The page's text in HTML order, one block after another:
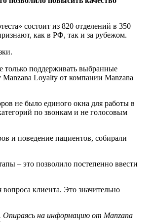
состоит из 820 отделений в 350
как в РФ, так и за рубежом.
только поддерживать выбранные
Loyalty от компании Manzana
не было единого окна для работы в
по звонкам и не голосовым
и поведение пациентов, собирали
– это позволило постепенно ввести
клиента. Это значительно
Опираясь на информацию от Manzana